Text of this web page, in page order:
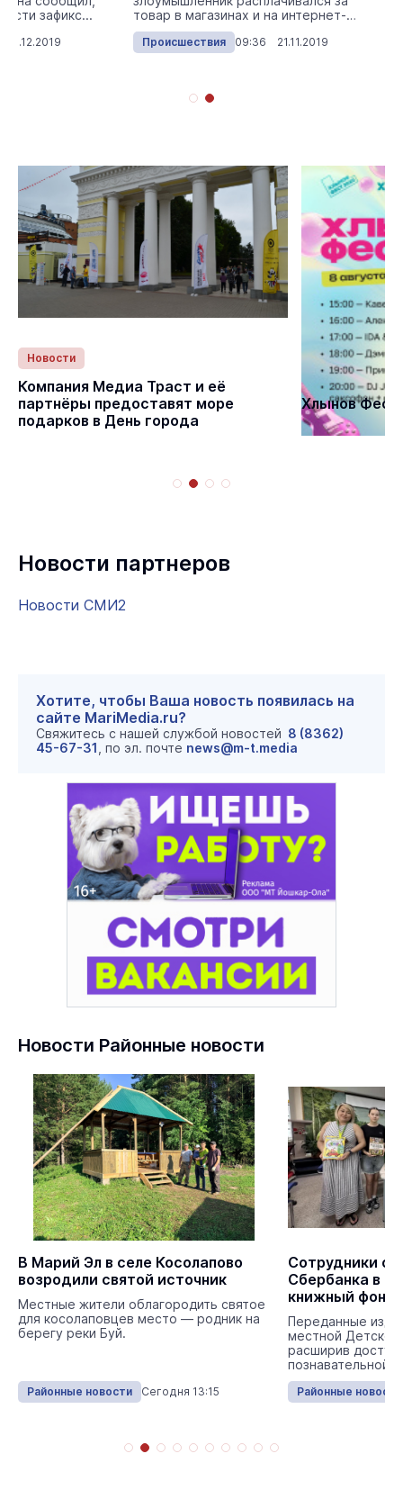
зафикс...
товар в магазинах и на интернет-
сайтах.
Происшествия 09:36 21.11.2019
Новости
Компания Медиа Траст и её
партнёры предоставят море
подарков в День города
Статьи
Хлынов Фест
Новости партнеров
Новости СМИ2
Хотите, чтобы Ваша новость появилась на
сайте MariMedia.ru?
Свяжитесь с нашей службой новостей 8 (8362)
45-67-31 , по эл. почте news@m-t.media
Новости Районные новости
В Марий Эл в селе Косолапово
возродили святой источник
Местные жители облагородить святое
для косолаповцев место — родник на
берегу реки Буй.
Районные новости Сегодня 13:15
Сотрудники
Сбербанка в
книжный фонд
библиотеки в
Переданные
местной Детской
расширив доступ
познавательной
Районные новости